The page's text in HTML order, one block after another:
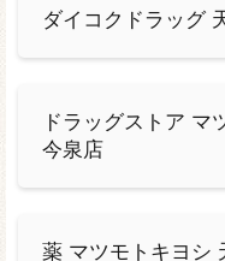
ダイコクドラッグ
ドラッグストア マ
今泉店
薬 マツモトキヨシ